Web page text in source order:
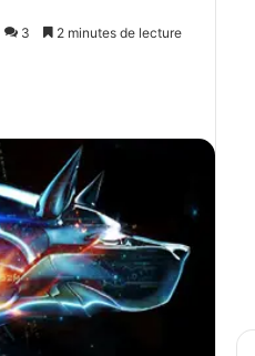
3 2 minutes de lecture